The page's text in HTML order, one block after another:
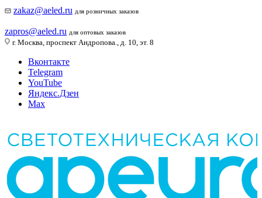
zakaz@aeled.ru для розничных заказов
zapros@aeled.ru для оптовых заказов
г. Москва, проспект Андропова., д. 10, эт. 8
Вконтакте
Telegram
YouTube
Яндекс.Дзен
Max